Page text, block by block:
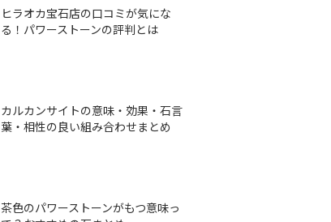
ヒラオカ宝石店の口コミが気にな
る！パワーストーンの評判とは
カルカンサイトの意味・効果・石言
葉・相性の良い組み合わせまとめ
茶色のパワーストーンがもつ意味っ